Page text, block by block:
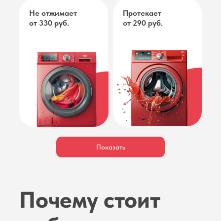
Не отжимает
от 330 руб.
Протекает
от 290 руб.
Не открывается
Не греет
Подробнее Подробнее
Показать
Почему стоит